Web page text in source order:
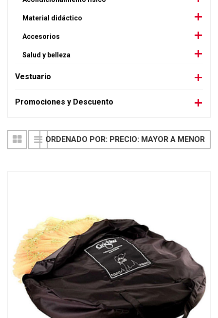
Material didáctico
Accesorios
Salud y belleza
Vestuario
Promociones y Descuento
ORDENADO POR: PRECIO: MAYOR A MENOR